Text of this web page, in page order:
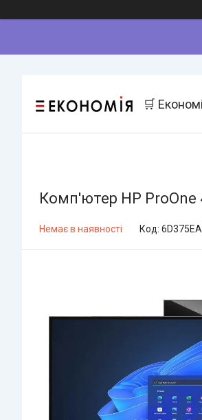
🛒
Комп'ютер HP ProOne
Немає в наявності Код: 6D375EA